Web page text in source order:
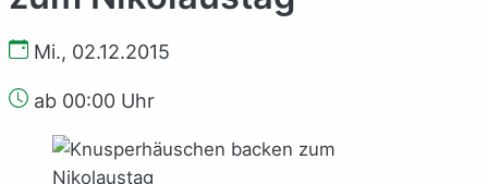
Mi., 02.12.2015
ab 00:00 Uhr